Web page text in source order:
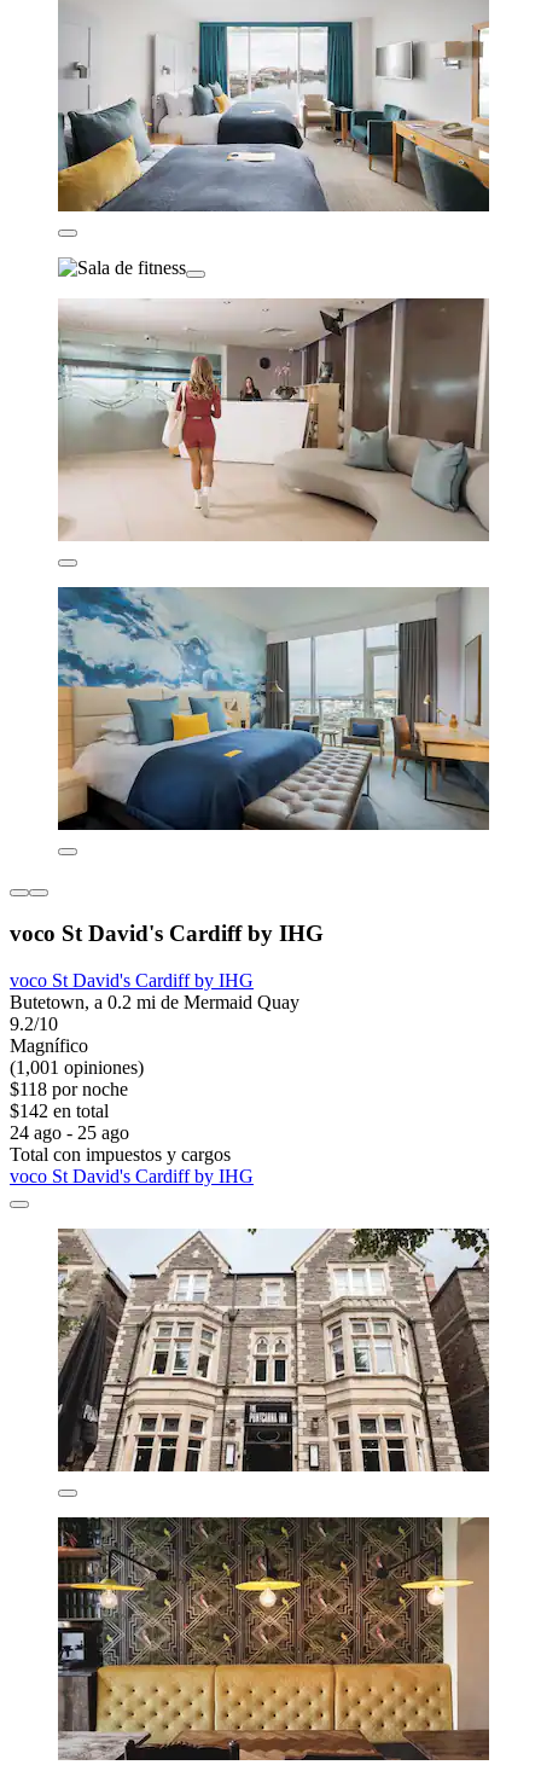
voco St David's Cardiff by IHG
voco St David's Cardiff by IHG
Butetown, a 0.2 mi de Mermaid Quay
9.2/10
Magnífico
(1,001 opiniones)
$118 por noche
$142 en total
24 ago - 25 ago
Total con impuestos y cargos
voco St David's Cardiff by IHG